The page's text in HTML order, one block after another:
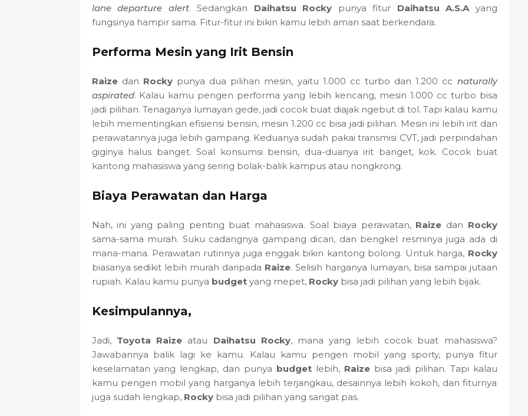
lane departure alert. Sedangkan Daihatsu Rocky punya fitur Daihatsu A.S.A yang
fungsinya hampir sama. Fitur-fitur ini bikin kamu lebih aman saat berkendara.
Performa Mesin yang Irit Bensin
Raizedan Rockypunya dua pilihan mesin, yaitu 1.000 cc turbo dan 1.200 cc naturally
aspirated. Kalau kamu pengen performa yang lebih kencang, mesin 1.000 cc turbo bisa
jadi pilihan. Tenaganya lumayan gede, jadi cocok buat diajak ngebut di tol. Tapi kalau kamu
lebih mementingkan efisiensi bensin, mesin 1.200 cc bisa jadi pilihan. Mesin ini lebih irit dan
perawatannya juga lebih gampang. Keduanya sudah pakai transmisi CVT, jadi perpindahan
giginya halus banget. Soal konsumsi bensin, dua-duanya irit banget, kok. Cocok buat
kantong mahasiswa yang sering bolak-balik kampus atau nongkrong.
Biaya Perawatan dan Harga
Nah, ini yang paling penting buat mahasiswa. Soal biaya perawatan, Raize dan Rocky
sama-sama murah. Suku cadangnya gampang dicari, dan bengkel resminya juga ada di
mana-mana. Perawatan rutinnya juga enggak bikin kantong bolong. Untuk harga, Rocky
biasanya sedikit lebih murah daripada Raize. Selisih harganya lumayan, bisa sampai jutaan
rupiah. Kalau kamu punya budgetyang mepet, Rockybisa jadi pilihan yang lebih bijak.
Kesimpulannya,
Jadi, Toyota Raize atau Daihatsu Rocky, mana yang lebih cocok buat mahasiswa?
Jawabannya balik lagi ke kamu. Kalau kamu pengen mobil yang sporty, punya fitur
keselamatan yang lengkap, dan punya budget lebih, Raizebisa jadi pilihan. Tapi kalau
kamu pengen mobil yang harganya lebih terjangkau, desainnya lebih kokoh, dan fiturnya
juga sudah lengkap, Rockybisa jadi pilihan yang sangat pas.